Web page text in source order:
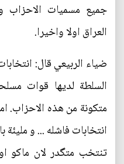
جميع مسميات الاحزاب
العراق اولا واخيرا.
ضياء الربيعي قال:
السلطة لديها قوات
انتخابات فاشله ... و
تنتخب متگدر لان ماكو